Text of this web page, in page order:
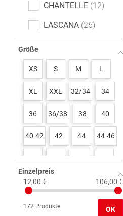
CHANTELLE 12
LASCANA 26
MEY
NINA VON C. 1
PASSIONATA 1
PRIMADONNA 4
SCHIESSER 3
SIMONE PÉRÈLE 2
SLOGGI
Short Stories
Größe
XS S M L
XL XXL 32/34 34
36 36/38 38 40
40-42 42 44 44-46
65 80
85 90
Einzelpreis
12,00 €
106,00 €
172 Produkte OK